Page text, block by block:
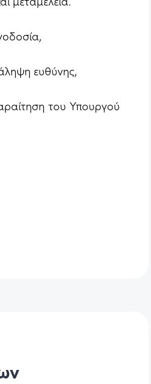
ευθύνης,
του Υπουργού